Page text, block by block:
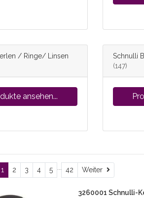
/ Ringe/ Linsen
ansehen...
Schnulli
(147)
1 2 3 4 5 42 Weiter Weiter
3260001 Schnulli-